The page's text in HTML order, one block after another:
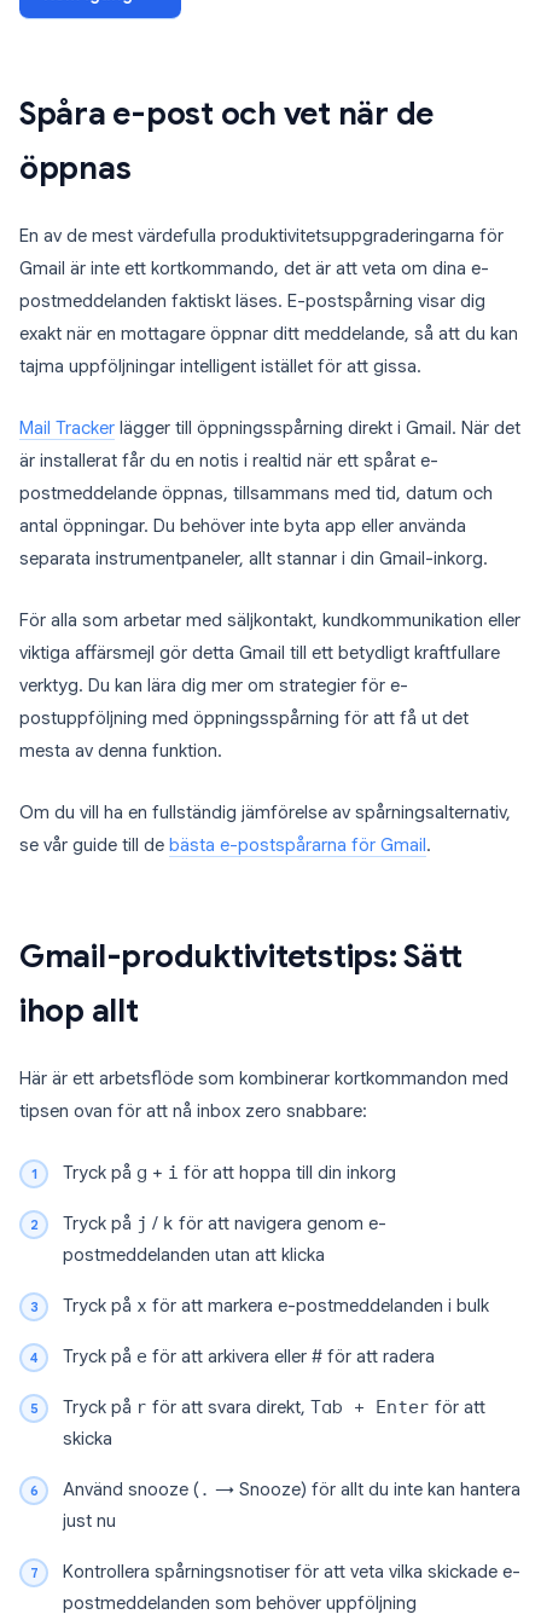
Spåra e-post och vet när de
öppnas
En av de mest värdefulla produktivitetsuppgraderingarna för
Gmail är inte ett kortkommando, det är att veta om dina e-
postmeddelanden faktiskt läses. E-postspårning visar dig
exakt när en mottagare öppnar ditt meddelande, så att du kan
tajma uppföljningar intelligent istället för att gissa.
Mail Tracker lägger till öppningsspårning direkt i Gmail. När det
är installerat får du en notis i realtid när ett spårat e-
postmeddelande öppnas, tillsammans med tid, datum och
antal öppningar. Du behöver inte byta app eller använda
separata instrumentpaneler, allt stannar i din Gmail-inkorg.
För alla som arbetar med säljkontakt, kundkommunikation eller
viktiga affärsmejl gör detta Gmail till ett betydligt kraftfullare
verktyg. Du kan lära dig mer om strategier för e-
postuppföljning med öppningsspårning för att få ut det
mesta av denna funktion.
Om du vill ha en fullständig jämförelse av spårningsalternativ,
se vår guide till de bästa e-postspårarna för Gmail .
Gmail-produktivitetstips: Sätt
ihop allt
Här är ett arbetsflöde som kombinerar kortkommandon med
tipsen ovan för att nå inbox zero snabbare:
Tryck på g + i för att hoppa till din inkorg
Tryck på j / k för att navigera genom e-
postmeddelanden utan att klicka
Tryck på x för att markera e-postmeddelanden i bulk
Tryck på e för att arkivera eller # för att radera
Tryck på r för att svara direkt, Tab + Enter för att
skicka
Använd snooze ( . → Snooze) för allt du inte kan hantera
just nu
Kontrollera spårningsnotiser för att veta vilka skickade e-
postmeddelanden som behöver uppföljning